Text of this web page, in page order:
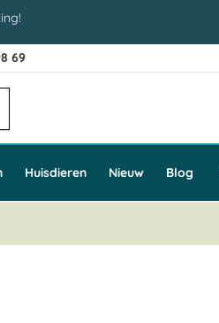
69
Huisdieren Nieuw Blog